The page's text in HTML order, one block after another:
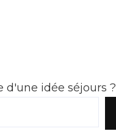
d'une idée séjours ?